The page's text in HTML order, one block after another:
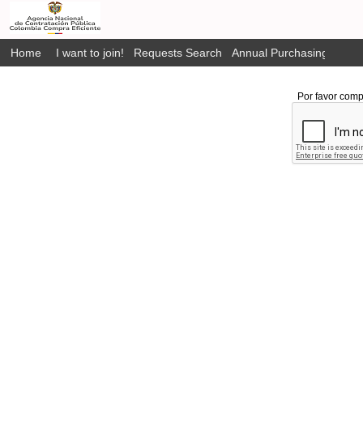
Home I want to join! Requests Search Annual Purchasing Plan
Por favor